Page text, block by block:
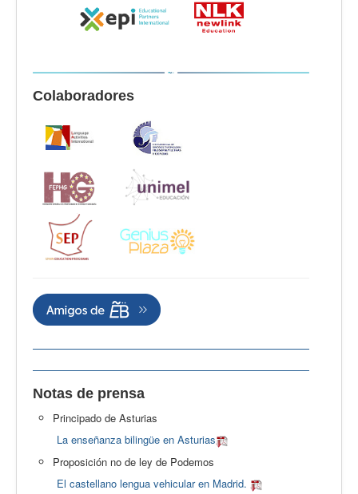
Colaboradores
Notas de prensa
Principado de Asturias
La enseñanza bilingüe en Asturias
Proposición no de ley de Podemos
El castellano lengua vehicular en Madrid.